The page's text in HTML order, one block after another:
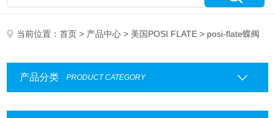
当前位置：首页 > 产品中心 > 美国POSI FLATE > posi-flate蝶阀
产品分类 PRODUCT CATEGORY